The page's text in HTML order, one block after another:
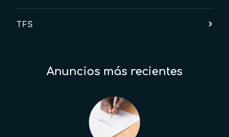
TFS
Anuncios más recientes